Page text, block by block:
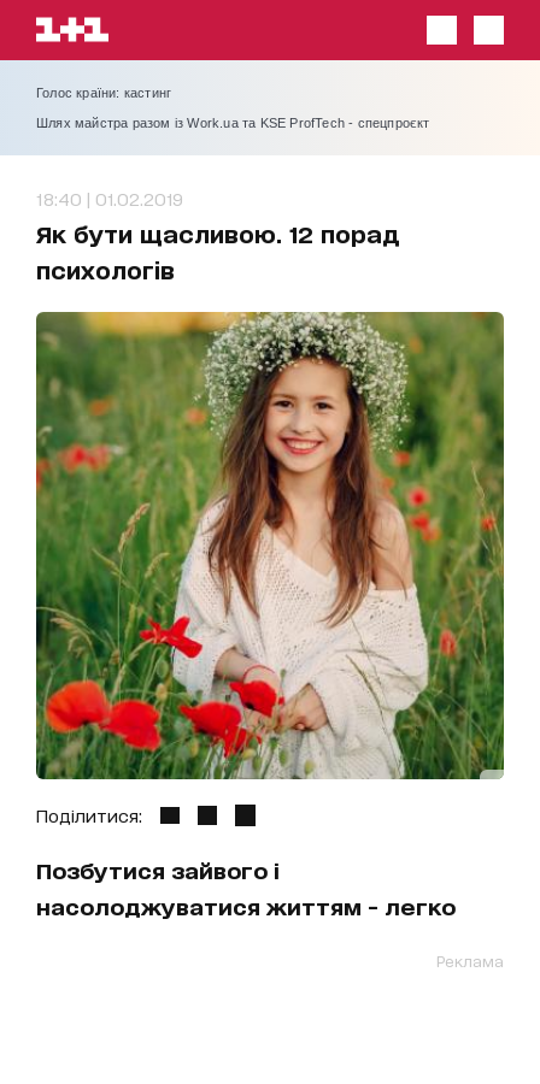
Голос країни: кастинг
Шлях майстра разом із Work.ua та KSE ProfTech - спецпроєкт
18:40 | 01.02.2019
Як бути щасливою. 12 порад
психологів
Поділитися:
Позбутися зайвого і
насолоджуватися життям - легко
Реклама